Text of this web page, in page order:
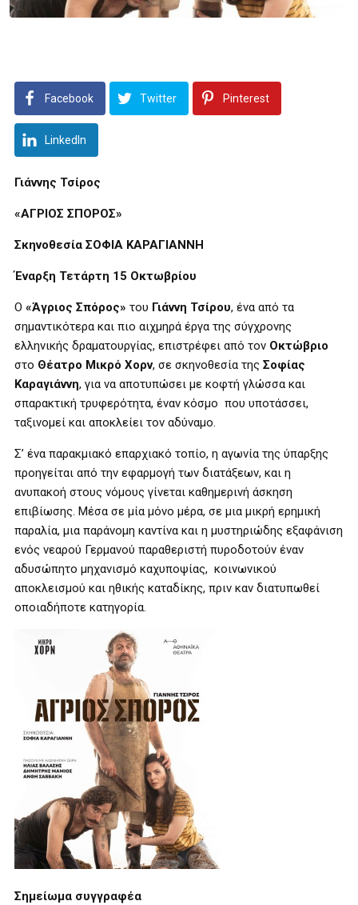
Facebook Twitter Pinterest
LinkedIn
Γιάννης Τσίρος
«ΑΓΡΙΟΣ ΣΠΟΡΟΣ»
Σκηνοθεσία ΣΟΦΙΑ ΚΑΡΑΓΙΑΝΝΗ
Έναρξη Τετάρτη 15 Οκτωβρίου
Ο «Άγριος Σπόρος» του Γιάννη Τσίρου, ένα από τα
σημαντικότερα και πιο αιχμηρά έργα της σύγχρονης
ελληνικής δραματουργίας, επιστρέφει από τον Οκτώβριο
στο Θέατρο Μικρό Χορν, σε σκηνοθεσία της Σοφίας
Καραγιάννη, για να αποτυπώσει με κοφτή γλώσσα και
σπαρακτική τρυφερότητα, έναν κόσμο που υποτάσσει,
ταξινομεί και αποκλείει τον αδύναμο.
Σ’ ένα παρακμιακό επαρχιακό τοπίο, η αγωνία της ύπαρξης
προηγείται από την εφαρμογή των διατάξεων, και η
ανυπακοή στους νόμους γίνεται καθημερινή άσκηση
επιβίωσης. Μέσα σε μία μόνο μέρα, σε μια μικρή ερημική
παραλία, μια παράνομη καντίνα και η μυστηριώδης εξαφάνιση
ενός νεαρού Γερμανού παραθεριστή πυροδοτούν έναν
αδυσώπητο μηχανισμό καχυποψίας, κοινωνικού
αποκλεισμού και ηθικής καταδίκης, πριν καν διατυπωθεί
οποιαδήποτε κατηγορία.
Σημείωμα συγγραφέα